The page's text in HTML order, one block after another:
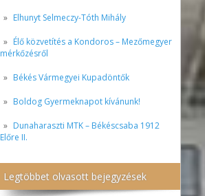
Elhunyt Selmeczy-Tóth Mihály
Élő közvetítés a Kondoros – Mezőmegyer
mérkőzésről
Békés Vármegyei Kupadöntők
Boldog Gyermeknapot kívánunk!
Dunaharaszti MTK – Békéscsaba 1912
Előre II.
Legtöbbet olvasott bejegyzések